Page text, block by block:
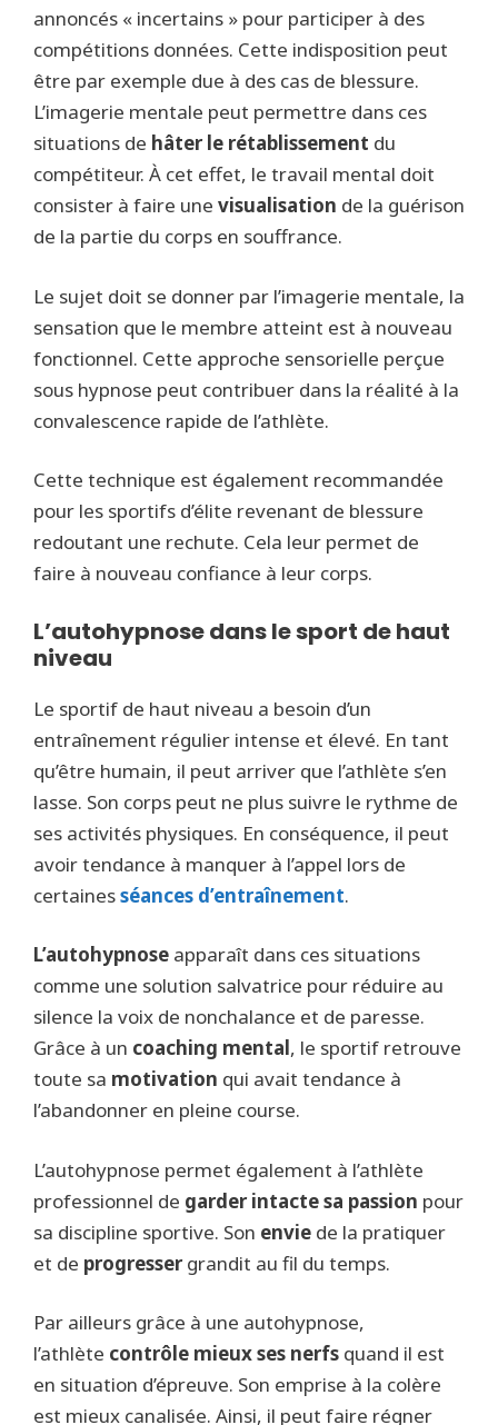
annoncés « incertains » pour participer à des
compétitions données. Cette indisposition peut
être par exemple due à des cas de blessure.
L’imagerie mentale peut permettre dans ces
situations de hâter le rétablissement du
compétiteur. À cet effet, le travail mental doit
consister à faire une visualisation de la guérison
de la partie du corps en souffrance.
Le sujet doit se donner par l’imagerie mentale, la
sensation que le membre atteint est à nouveau
fonctionnel. Cette approche sensorielle perçue
sous hypnose peut contribuer dans la réalité à la
convalescence rapide de l’athlète.
Cette technique est également recommandée
pour les sportifs d’élite revenant de blessure
redoutant une rechute. Cela leur permet de
faire à nouveau confiance à leur corps.
L’autohypnose dans le sport de haut
niveau
Le sportif de haut niveau a besoin d’un
entraînement régulier intense et élevé. En tant
qu’être humain, il peut arriver que l’athlète s’en
lasse. Son corps peut ne plus suivre le rythme de
ses activités physiques. En conséquence, il peut
avoir tendance à manquer à l’appel lors de
certainesséances d’entraînement.
L’autohypnose apparaît dans ces situations
comme une solution salvatrice pour réduire au
silence la voix de nonchalance et de paresse.
Grâce à un coaching mental, le sportif retrouve
toute sa motivation qui avait tendance à
l’abandonner en pleine course.
L’autohypnose permet également à l’athlète
professionnel de garder intacte sa passion pour
sa discipline sportive. Son envie de la pratiquer
et de progressergrandit au fil du temps.
Par ailleurs grâce à une autohypnose,
l’athlète contrôle mieux ses nerfs quand il est
en situation d’épreuve. Son emprise à la colère
est mieux canalisée. Ainsi, il peut faire régner